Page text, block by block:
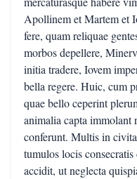
Apollinem et Martem et
fere, quam reliquae
morbos depellere,
initia tradere, Iovem
bella regere. Huic, cum
quae bello ceperint
animalia capta immolant
conferunt. Multis in
tumulos locis
accidit, ut neglecta